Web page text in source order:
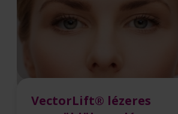
VectorLift® lézeres